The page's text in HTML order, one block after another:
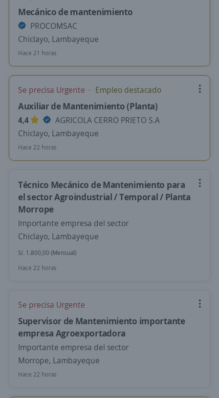
Mecánico de mantenimiento
PROCOMSAC
Chiclayo, Lambayeque
Hace 21 horas
Se precisa Urgente Empleo destacado
Auxiliar de Mantenimiento (Planta)
4,4
AGRICOLA CERRO PRIETO S.A
Chiclayo, Lambayeque
Hace 22 horas
Técnico Mecánico de Mantenimiento para
el sector Agroindustrial / Temporal / Planta
Morrope
Importante empresa del sector
Chiclayo, Lambayeque
S/. 1.800,00 (Mensual)
Hace 22 horas
Se precisa Urgente
Supervisor de Mantenimiento importante
empresa Agroexportadora
Importante empresa del sector
Morrope, Lambayeque
Hace 22 horas